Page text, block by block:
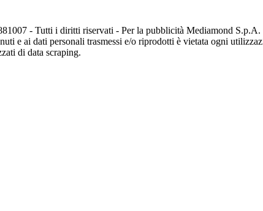
- Tutti i diritti riservati - Per la pubblicità Mediamond
e ai dati personali trasmessi e/o riprodotti è vietata ogni
di data scraping.